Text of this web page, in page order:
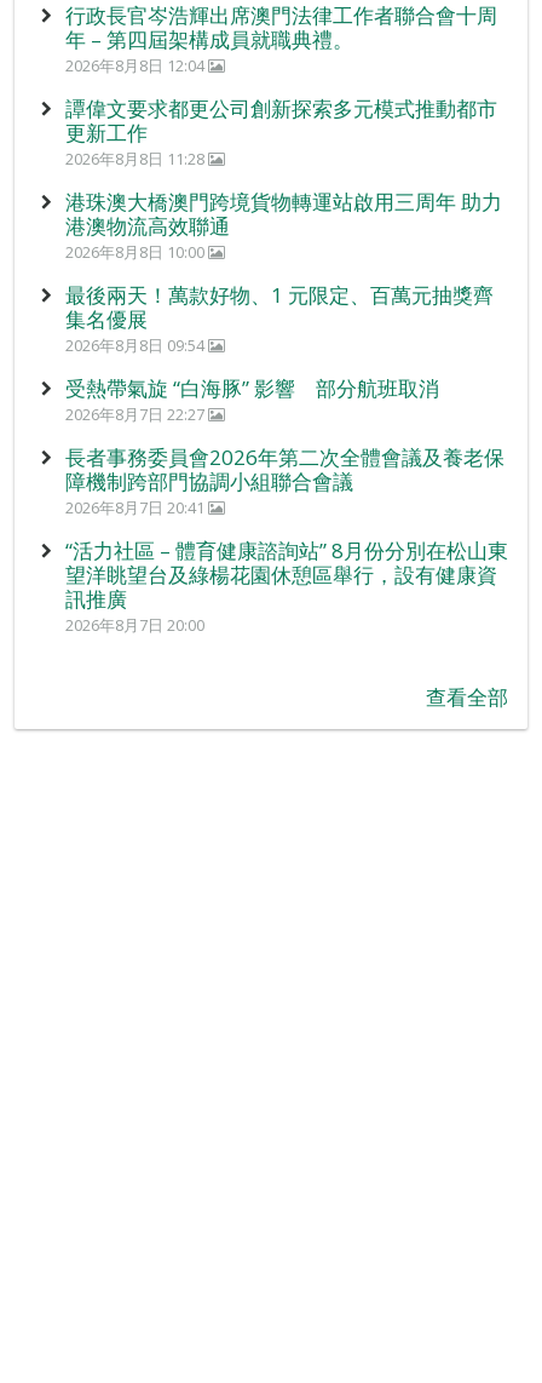
行政長官岑浩輝出席澳門法律工作者聯合會十周
年 – 第四屆架構成員就職典禮。
2026年8月8日 12:04
譚偉文要求都更公司創新探索多元模式推動都市
更新工作
2026年8月8日 11:28
港珠澳大橋澳門跨境貨物轉運站啟用三周年 助力
港澳物流高效聯通
2026年8月8日 10:00
最後兩天！萬款好物、1 元限定、百萬元抽獎齊
集名優展
2026年8月8日 09:54
受熱帶氣旋 “白海豚” 影響 部分航班取消
2026年8月7日 22:27
長者事務委員會2026年第二次全體會議及養老保
障機制跨部門協調小組聯合會議
2026年8月7日 20:41
“活力社區 – 體育健康諮詢站” 8月份分別在松山東
望洋眺望台及綠楊花園休憩區舉行，設有健康資
訊推廣
2026年8月7日 20:00
查看全部